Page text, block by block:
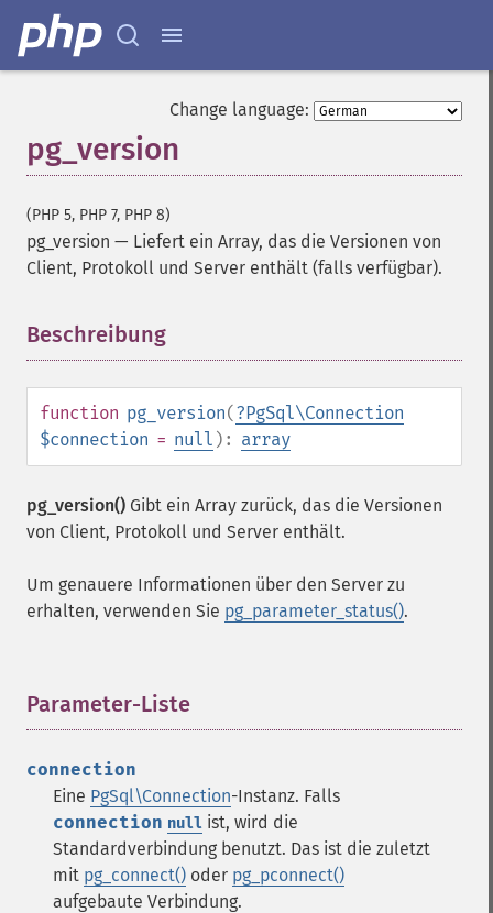
Change language:
pg_version
(PHP 5, PHP 7, PHP 8)
pg_version — Liefert ein Array, das die Versionen von
Client, Protokoll und Server enthält (falls verfügbar).
Beschreibung
function pg_version(?PgSql\Connection
$connection = null ): array
pg_version() Gibt ein Array zurück, das die Versionen
von Client, Protokoll und Server enthält.
Um genauere Informationen über den Server zu
erhalten, verwenden Sie pg_parameter_status().
Parameter-Liste
connection
Eine PgSql\Connection-Instanz. Falls
connection null ist, wird die
Standardverbindung benutzt. Das ist die zuletzt
mit pg_connect() oder pg_pconnect()
aufgebaute Verbindung.